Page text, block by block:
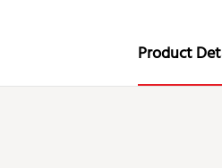
Product